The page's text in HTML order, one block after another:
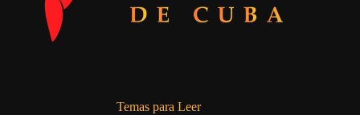
Temas para Leer